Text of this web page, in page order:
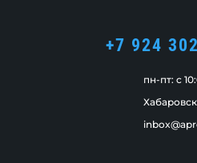
+7 924
пн-пт: c